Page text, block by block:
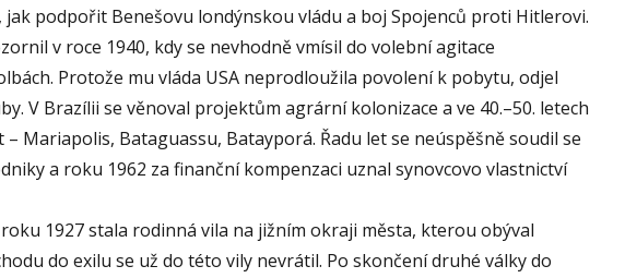
jak podpořit Benešovu londýnskou vládu a boj Spojenců proti Hitlerovi.
v roce 1940, kdy se nevhodně vmísil do volební agitace
Protože mu vláda USA neprodloužila povolení k pobytu, odjel
V Brazílii se věnoval projektům agrární kolonizace a ve 40.–50. letech
Mariapolis, Bataguassu, Batayporá. Řadu let se neúspěšně soudil se
a roku 1962 za finanční kompenzaci uznal synovcovo vlastnictví
1927 stala rodinná vila na jižním okraji města, kterou obýval
do exilu se už do této vily nevrátil. Po skončení druhé války do